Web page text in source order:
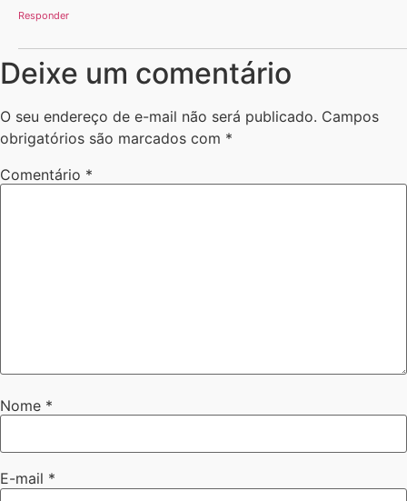
Responder
Deixe um comentário
O seu endereço de e-mail não será publicado. Campos
obrigatórios são marcados com *
Comentário *
Nome *
E-mail *